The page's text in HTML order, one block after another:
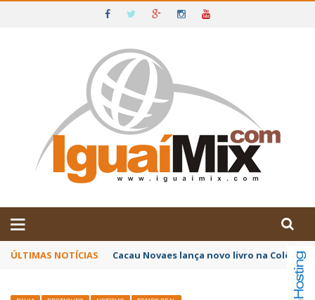
IGUAÍ E SUDOESTE DA BAHIA
ÚLTIMAS NOTÍCIAS Poetas baianos representam o Brasil no